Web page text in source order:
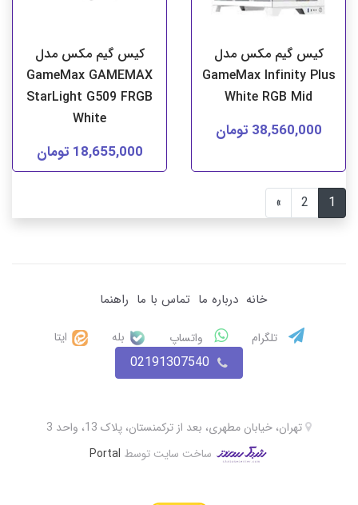
کیس گیم مکس مدل
GameMax Infinity Plus
White RGB Mid
38,560,000 تومان
کیس گیم مکس مدل
GameMax GAMEMAX
StarLight G509 FRGB
White
18,655,000 تومان
1
2
»
خانه درباره ما تماس با ما راهنما
تلگرام واتساپ بله ایتا
02191307540
ساخت سایت توسط Portal
تهران، خیابان مطهری، بعد از ترکمنستان، پلاک 13، واحد 3